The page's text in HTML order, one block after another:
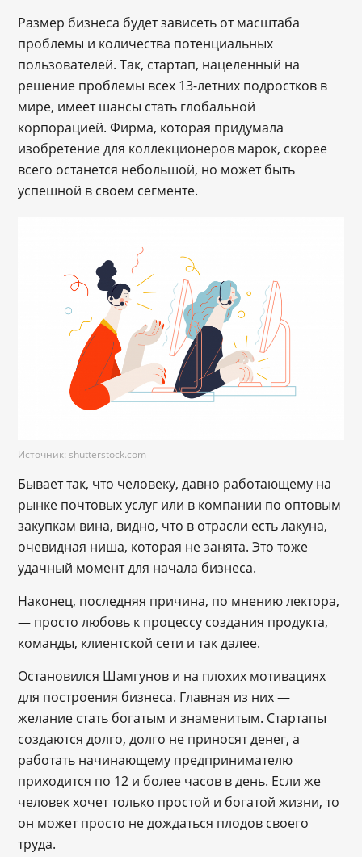
Размер бизнеса будет зависеть от масштаба
проблемы и количества потенциальных
пользователей. Так, стартап, нацеленный на
решение проблемы всех 13-летних подростков в
мире, имеет шансы стать глобальной
корпорацией. Фирма, которая придумала
изобретение для коллекционеров марок, скорее
всего останется небольшой, но может быть
успешной в своем сегменте.
Источник: shutterstock.com
Бывает так, что человеку, давно работающему на
рынке почтовых услуг или в компании по оптовым
закупкам вина, видно, что в отрасли есть лакуна,
очевидная ниша, которая не занята. Это тоже
удачный момент для начала бизнеса.
Наконец, последняя причина, по мнению лектора,
― просто любовь к процессу создания продукта,
команды, клиентской сети и так далее.
Остановился Шамгунов и на плохих мотивациях
для построения бизнеса. Главная из них ―
желание стать богатым и знаменитым. Стартапы
создаются долго, долго не приносят денег, а
работать начинающему предпринимателю
приходится по 12 и более часов в день. Если же
человек хочет только простой и богатой жизни, то
он может просто не дождаться плодов своего
труда.